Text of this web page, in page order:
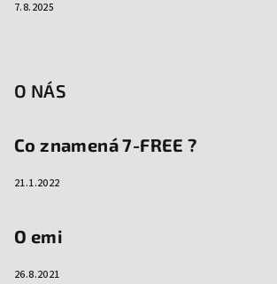
7.8.2025
O NÁS
Co znamená 7-FREE ?
21.1.2022
O emi
26.8.2021